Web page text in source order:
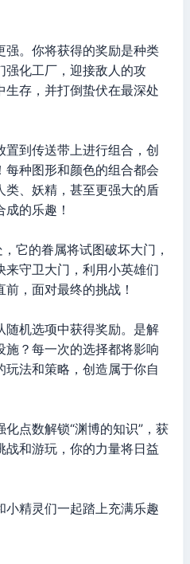
强。你将获得的奖励是种类
强化工厂，迎接敌人的攻
存，并打倒蛰伏在最深处
到传送带上进行组合，创
种图形和颜色的组合都会
类、妖精，甚至更强大的盾
的乐趣！
它的眷属将试图破坏大门，
来守卫大门，利用小英雄们
，面对最终的挑战！
随机选项中获得奖励。是解
？每一次的选择都将影响
法和策略，创造属于你自
点数解锁“渊博的知识”，获
和游玩，你的力量将日益
精灵们一起踏上充满乐趣